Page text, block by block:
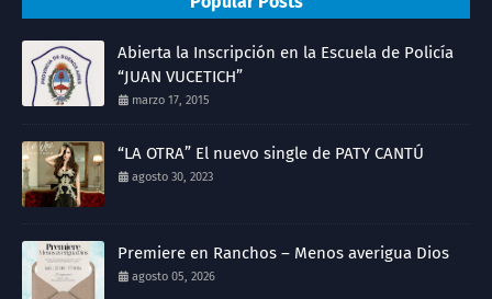
Abierta la Inscripción en la Escuela de Policía
“JUAN VUCETICH”
marzo 17, 2015
“LA OTRA” El nuevo single de PATY CANTÚ
agosto 30, 2023
Premiere en Ranchos – Menos averigua Dios
agosto 05, 2026